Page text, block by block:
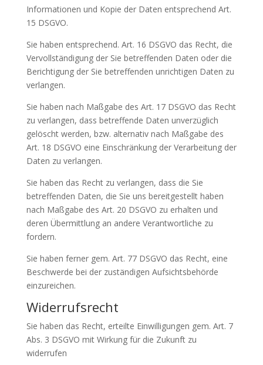
Informationen und Kopie der Daten entsprechend Art.
15 DSGVO.
Sie haben entsprechend. Art. 16 DSGVO das Recht, die
Vervollständigung der Sie betreffenden Daten oder die
Berichtigung der Sie betreffenden unrichtigen Daten zu
verlangen.
Sie haben nach Maßgabe des Art. 17 DSGVO das Recht
zu verlangen, dass betreffende Daten unverzüglich
gelöscht werden, bzw. alternativ nach Maßgabe des
Art. 18 DSGVO eine Einschränkung der Verarbeitung der
Daten zu verlangen.
Sie haben das Recht zu verlangen, dass die Sie
betreffenden Daten, die Sie uns bereitgestellt haben
nach Maßgabe des Art. 20 DSGVO zu erhalten und
deren Übermittlung an andere Verantwortliche zu
fordern.
Sie haben ferner gem. Art. 77 DSGVO das Recht, eine
Beschwerde bei der zuständigen Aufsichtsbehörde
einzureichen.
Widerrufsrecht
Sie haben das Recht, erteilte Einwilligungen gem. Art. 7
Abs. 3 DSGVO mit Wirkung für die Zukunft zu
widerrufen